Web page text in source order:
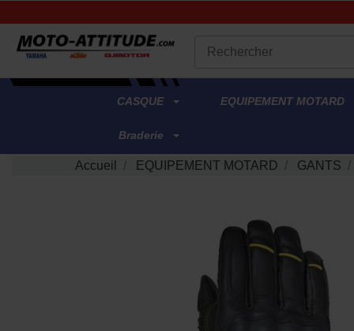
.
CASQUE EQUIPEMENT MOTARD
Braderie
Accueil EQUIPEMENT MOTARD GANTS